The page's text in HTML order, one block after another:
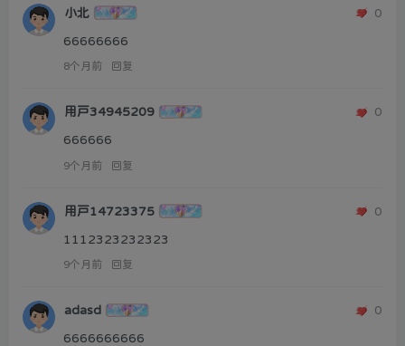
小北 0
66666666
8个月前 回复
用户34945209 0
666666
9个月前 回复
用户14723375 0
1112323232323
9个月前 回复
adasd 0
6666666666